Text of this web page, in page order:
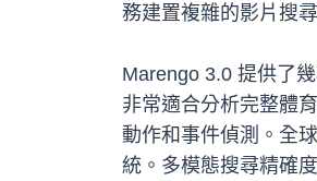
務建置複雜的影片搜
Marengo 3.0 提供了
非常適合分析完整體
動作和事件偵測。全
統。多模態搜尋精確